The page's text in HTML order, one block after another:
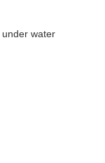
under water